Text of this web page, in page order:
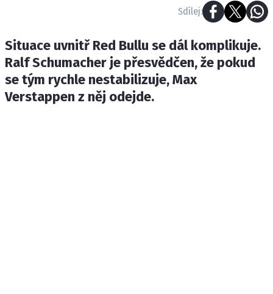
OSOBNÍ ÚDAJE / COOKIES
Provozovatelem serveru F1NEWS.cz je
INCORP MEDIA GROUP s.r.o., IČ: 118 23 054
Sdílej:
Situace uvnitř Red Bullu se dál komplikuje.
Ralf Schumacher je přesvědčen, že pokud
se tým rychle nestabilizuje, Max
Verstappen z něj odejde.